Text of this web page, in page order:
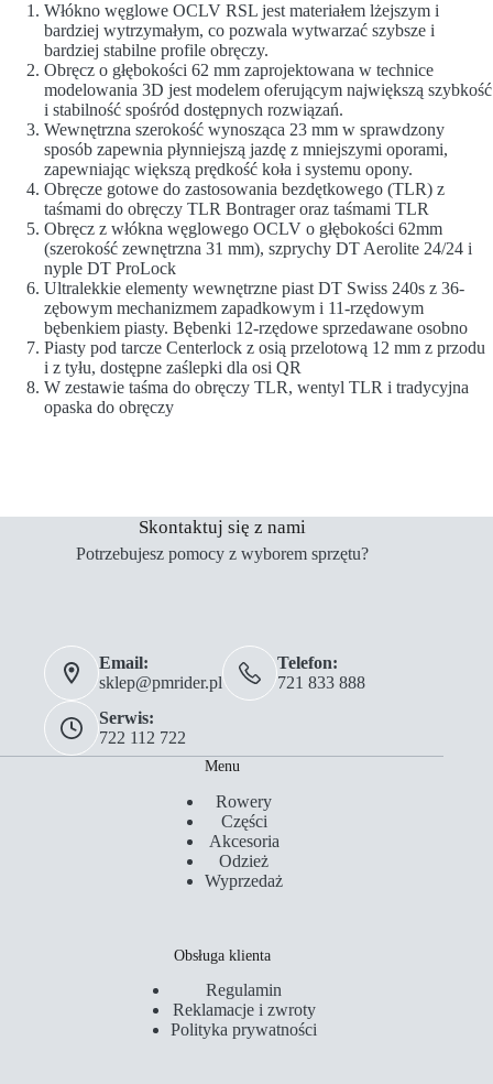
Włókno węglowe OCLV RSL jest materiałem lżejszym i
bardziej wytrzymałym, co pozwala wytwarzać szybsze i
bardziej stabilne profile obręczy.
Obręcz o głębokości 62 mm zaprojektowana w technice
modelowania 3D jest modelem oferującym największą szybkość
i stabilność spośród dostępnych rozwiązań.
Wewnętrzna szerokość wynosząca 23 mm w sprawdzony
sposób zapewnia płynniejszą jazdę z mniejszymi oporami,
zapewniając większą prędkość koła i systemu opony.
Obręcze gotowe do zastosowania bezdętkowego (TLR) z
taśmami do obręczy TLR Bontrager oraz taśmami TLR
Obręcz z włókna węglowego OCLV o głębokości 62mm
(szerokość zewnętrzna 31 mm), szprychy DT Aerolite 24/24 i
nyple DT ProLock
Ultralekkie elementy wewnętrzne piast DT Swiss 240s z 36-
zębowym mechanizmem zapadkowym i 11-rzędowym
bębenkiem piasty. Bębenki 12-rzędowe sprzedawane osobno
Piasty pod tarcze Centerlock z osią przelotową 12 mm z przodu
i z tyłu, dostępne zaślepki dla osi QR
W zestawie taśma do obręczy TLR, wentyl TLR i tradycyjna
opaska do obręczy
Skontaktuj się z nami
Potrzebujesz pomocy z wyborem sprzętu?
Email:
sklep@pmrider.pl
Telefon:
721 833 888
Serwis:
722 112 722
Menu
Rowery
Części
Akcesoria
Odzież
Wyprzedaż
Obsługa klienta
Regulamin
Reklamacje i zwroty
Polityka prywatności